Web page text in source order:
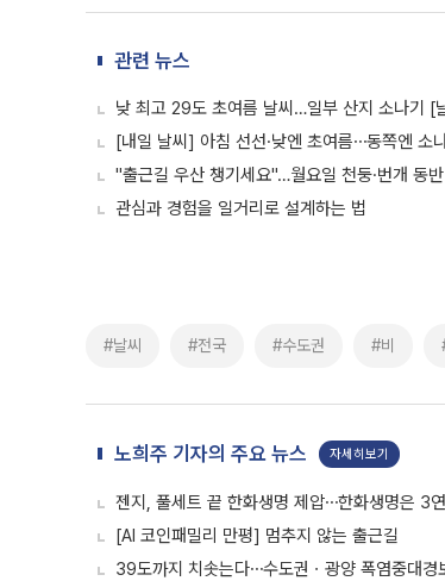
관련 뉴스
낮 최고 29도 초여름 날씨…일부 산지 소나기 [
[내일 날씨] 아침 선선·낮엔 초여름⋯동쪽엔 소
"출근길 우산 챙기세요"…월요일 천둥·번개 동
관심과 경험을 일거리로 설계하는 법
#날씨 #전국 #수도권 #비
노희주 기자의 주요 뉴스 자세히보기
젠지, 풀세트 끝 한화생명 제압⋯한화생명은 3
[AI 코인패밀리 만평] 멈추지 않는 출근길
39도까지 치솟는다⋯수도권ㆍ광양 폭염중대경